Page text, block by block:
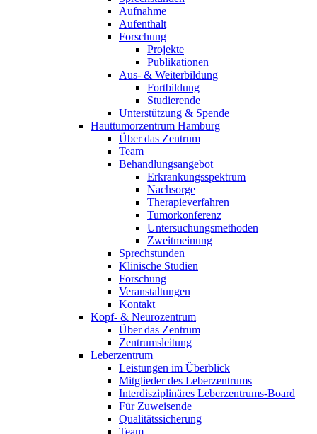
Aufnahme
Aufenthalt
Forschung
Projekte
Publikationen
Aus- & Weiterbildung
Fortbildung
Studierende
Unterstützung & Spende
Hauttumorzentrum Hamburg
Über das Zentrum
Team
Behandlungsangebot
Erkrankungsspektrum
Nachsorge
Therapieverfahren
Tumorkonferenz
Untersuchungsmethoden
Zweitmeinung
Sprechstunden
Klinische Studien
Forschung
Veranstaltungen
Kontakt
Kopf- & Neurozentrum
Über das Zentrum
Zentrumsleitung
Leberzentrum
Leistungen im Überblick
Mitglieder des Leberzentrums
Interdisziplinäres Leberzentrums-Board
Für Zuweisende
Qualitätssicherung
Team